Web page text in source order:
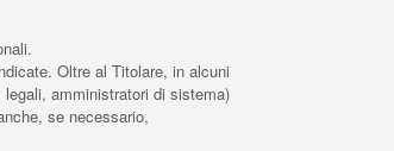
Oltre al Titolare, in alcuni
amministratori di sistema)
se necessario,